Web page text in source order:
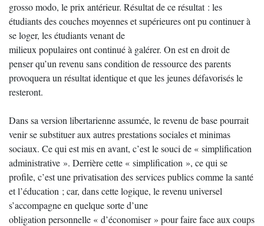
grosso modo, le prix antérieur. Résultat de ce résultat : les
étudiants des couches moyennes et supérieures ont pu continuer à
se loger, les étudiants venant de
milieux populaires ont continué à galérer. On est en droit de
penser qu’un revenu sans condition de ressource des parents
provoquera un résultat identique et que les jeunes défavorisés le
resteront.
Dans sa version libertarienne assumée, le revenu de base pourrait
venir se substituer aux autres prestations sociales et minimas
sociaux. Ce qui est mis en avant, c’est le souci de « simplification
administrative ». Derrière cette « simplification », ce qui se
profile, c’est une privatisation des services publics comme la santé
et l’éducation ; car, dans cette logique, le revenu universel
s’accompagne en quelque sorte d’une
obligation personnelle « d’économiser » pour faire face aux coups